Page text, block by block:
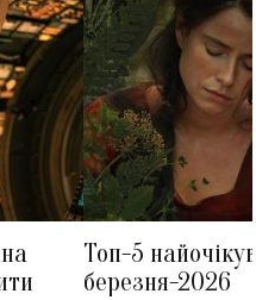
Топ-5
березня-2026